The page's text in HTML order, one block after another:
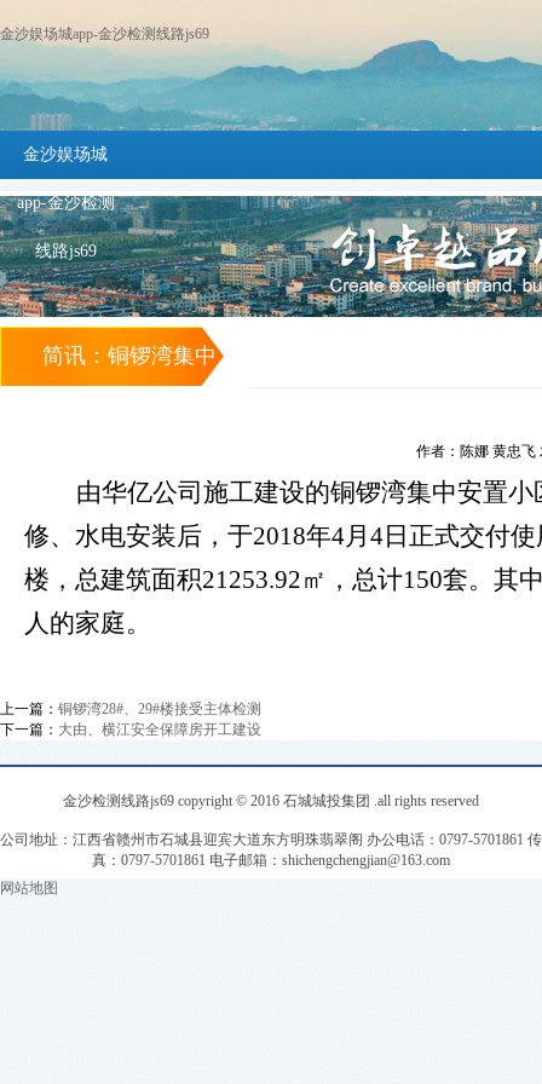
金沙娱场城app-金沙检测线路js69
金沙娱场城
app-金沙检测
线路js69
简讯：铜锣湾集中
置房交付使用 -金
沙娱场城app
作者：陈娜 黄忠飞
由华亿公司施工建设的铜锣湾集中安置小
修、水电安装后，于2018年4月4日 正式交付
楼 ， 总建筑面积21253.92㎡，总计150套。其
人的家庭。
上一篇： 铜锣湾28#、29#楼接受主体检测
下一篇： 大由、横江安全保障房开工建设
金沙检测线路js69 copyright © 2016 石城城投集团 .all rights reserved
公司地址：江西省赣州市石城县迎宾大道东方明珠翡翠阁 办公电话：0797-5701861 传
真：0797-5701861 电子邮箱： shichengchengjian@163.com
网站地图